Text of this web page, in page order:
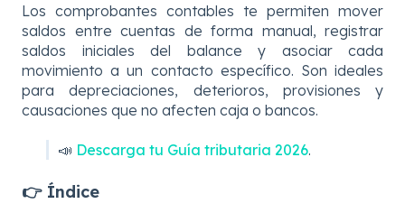
Los comprobantes contables te permiten mover
saldos entre cuentas de forma manual, registrar
saldos iniciales del balance y asociar cada
movimiento a un contacto específico. Son ideales
para depreciaciones, deterioros, provisiones y
causaciones que no afecten caja o bancos.
📣 Descarga tu Guía tributaria 2026.
👉 Índice